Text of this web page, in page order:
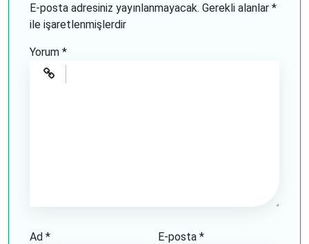
E-posta adresiniz yayınlanmayacak. Gerekli alanlar *
ile işaretlenmişlerdir
Yorum *
Ad * E-posta*